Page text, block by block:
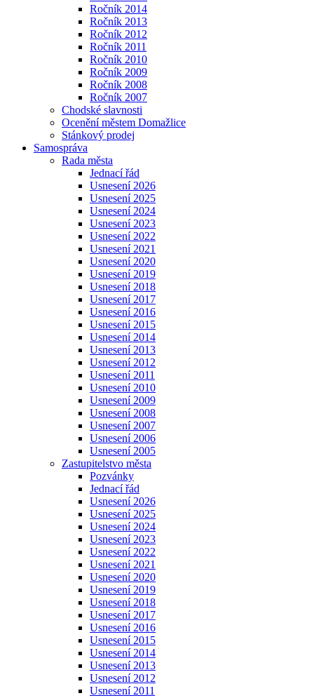
Ročník 2014
Ročník 2013
Ročník 2012
Ročník 2011
Ročník 2010
Ročník 2009
Ročník 2008
Ročník 2007
Chodské slavnosti
Ocenění městem Domažlice
Stánkový prodej
Samospráva
Rada města
Jednací řád
Usnesení 2026
Usnesení 2025
Usnesení 2024
Usnesení 2023
Usnesení 2022
Usnesení 2021
Usnesení 2020
Usnesení 2019
Usnesení 2018
Usnesení 2017
Usnesení 2016
Usnesení 2015
Usnesení 2014
Usnesení 2013
Usnesení 2012
Usnesení 2011
Usnesení 2010
Usnesení 2009
Usnesení 2008
Usnesení 2007
Usnesení 2006
Usnesení 2005
Zastupitelstvo města
Pozvánky
Jednací řád
Usnesení 2026
Usnesení 2025
Usnesení 2024
Usnesení 2023
Usnesení 2022
Usnesení 2021
Usnesení 2020
Usnesení 2019
Usnesení 2018
Usnesení 2017
Usnesení 2016
Usnesení 2015
Usnesení 2014
Usnesení 2013
Usnesení 2012
Usnesení 2011